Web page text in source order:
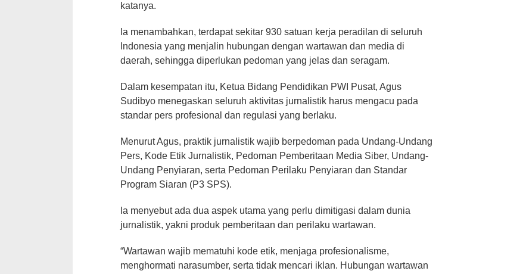
katanya.
Ia menambahkan, terdapat sekitar 930 satuan kerja peradilan di seluruh
Indonesia yang menjalin hubungan dengan wartawan dan media di
daerah, sehingga diperlukan pedoman yang jelas dan seragam.
Dalam kesempatan itu, Ketua Bidang Pendidikan PWI Pusat, Agus
Sudibyo menegaskan seluruh aktivitas jurnalistik harus mengacu pada
standar pers profesional dan regulasi yang berlaku.
Menurut Agus, praktik jurnalistik wajib berpedoman pada Undang-Undang
Pers, Kode Etik Jurnalistik, Pedoman Pemberitaan Media Siber, Undang-
Undang Penyiaran, serta Pedoman Perilaku Penyiaran dan Standar
Program Siaran (P3 SPS).
Ia menyebut ada dua aspek utama yang perlu dimitigasi dalam dunia
jurnalistik, yakni produk pemberitaan dan perilaku wartawan.
“Wartawan wajib mematuhi kode etik, menjaga profesionalisme,
menghormati narasumber, serta tidak mencari iklan. Hubungan wartawan